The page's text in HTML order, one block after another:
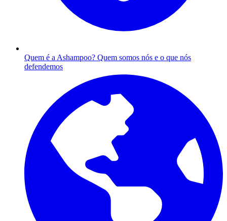
Quem é a Ashampoo? Quem somos nós e o que nós
defendemos